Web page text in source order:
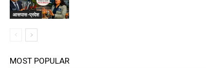
आसपास-प्रदेश
MOST POPULAR